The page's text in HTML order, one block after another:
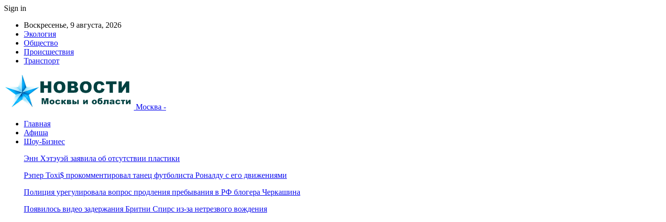
Sign in
Воскресенье, 9 августа, 2026
Экология
Общество
Происшествия
Транспорт
Москва -
Главная
Афиша
Шоу-Бизнес
Энн Хэтэуэй заявила об отсутствии пластики
Рэпер Toxi$ прокомментировал танец футболиста Роналду с его движениями
Полиция урегулировала вопрос продления пребывания в РФ блогера Черкашина
Появилось видео задержания Бритни Спирс из-за нетрезвого вождения